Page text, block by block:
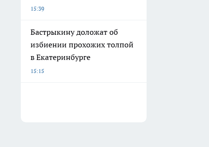
15:39
Бастрыкину доложат об
избиении прохожих толпой
в Екатеринбурге
15:15